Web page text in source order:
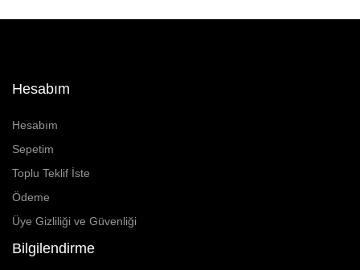
Hesabım
Hesabım
Sepetim
Toplu Teklif İste
Ödeme
Üye Gizliliği ve Güvenliği
Bilgilendirme